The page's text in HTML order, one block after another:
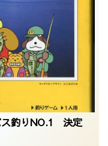
ス釣りNO.1 決定